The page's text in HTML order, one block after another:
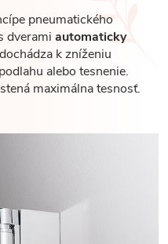
pneumatického
dverami automaticky
k zníženiu
alebo tesnenie.
maximálna tesnosť.